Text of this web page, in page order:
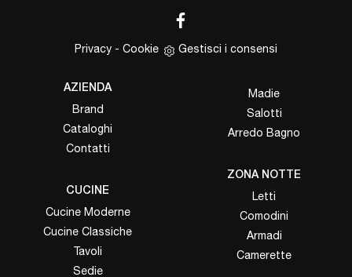
Privacy - Cookie Gestisci i consensi
AZIENDA
Brand
Cataloghi
Contatti
CUCINE
Cucine Moderne
Cucine Classiche
Tavoli
Sedie
Madie
Salotti
Arredo Bagno
ZONA NOTTE
Letti
Comodini
Armadi
Camerette